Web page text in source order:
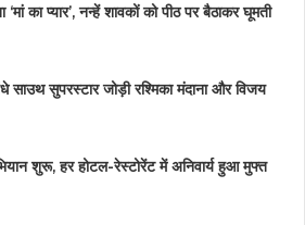
‘मां का प्यार’, नन्हें शावकों को पीठ पर बैठाकर घूमती
सुपरस्टार जोड़ी रश्मिका मंदाना और विजय
शुरू, हर होटल-रेस्टोरेंट में अनिवार्य हुआ मुफ्त